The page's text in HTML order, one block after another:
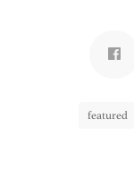
featured